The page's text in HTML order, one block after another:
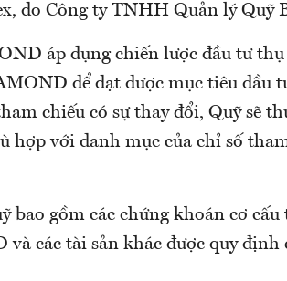
do Công ty TNHH Quản lý Quỹ
áp dụng chiến lược đầu tư thụ
để đạt được mục tiêu đầu
chiếu có sự thay đổi, Quỹ sẽ
hợp với danh mục của chỉ số
bao gồm các chứng khoán cơ
các tài sản khác được quy định